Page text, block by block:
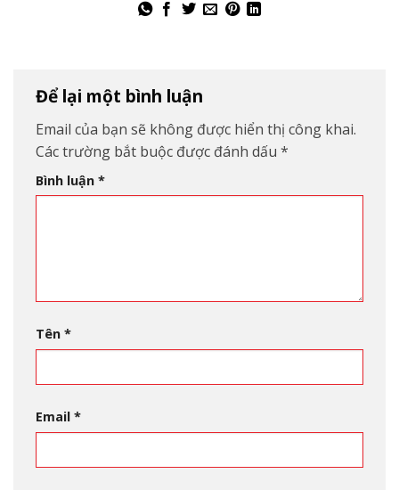
Để lại một bình luận
Email của bạn sẽ không được hiển thị công khai.
Các trường bắt buộc được đánh dấu *
Bình luận *
Tên *
Email *